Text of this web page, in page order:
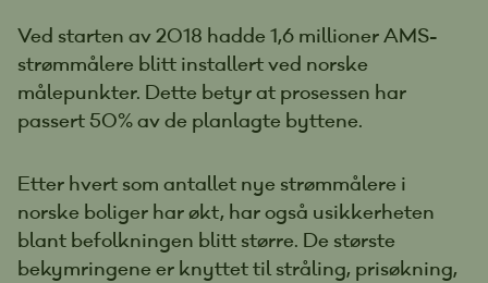
Ved starten av 2018 hadde 1,6 millioner AMS-
strømmålere blitt installert ved norske
målepunkter. Dette betyr at prosessen har
passert 50% av de planlagte byttene.
Etter hvert som antallet nye strømmålere i
norske boliger har økt, har også usikkerheten
blant befolkningen blitt større. De største
bekymringene er knyttet til stråling, prisøkning,